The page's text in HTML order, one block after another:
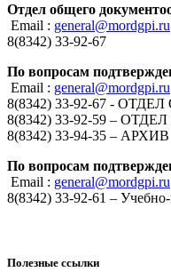
Отдел общего
Email : general@mordgpi.ru
8(8342) 33-92-67
По вопросам
Email : general@mordgpi.ru
8(8342) 33-92-67 -
8(8342) 33-92-59 –
8(8342) 33-94-35 – АРХИВ
По вопросам
Email : general@mordgpi.ru
8(8342) 33-92-61 –
Полезные ссылки